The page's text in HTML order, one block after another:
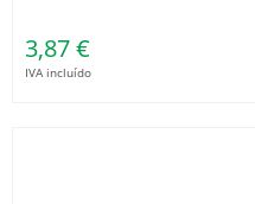
3,87 €
IVA incluído